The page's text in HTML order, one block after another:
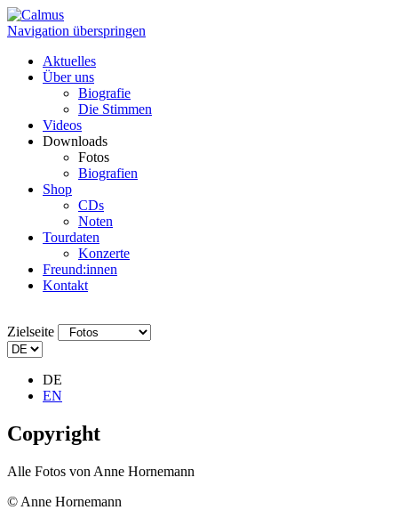
Navigation überspringen
Aktuelles
Über uns
Biografie
Die Stimmen
Videos
Downloads
Fotos
Biografien
Shop
CDs
Noten
Tourdaten
Konzerte
Freund:innen
Kontakt
Zielseite
DE
EN
Copyright
Alle Fotos von Anne Hornemann
© Anne Hornemann